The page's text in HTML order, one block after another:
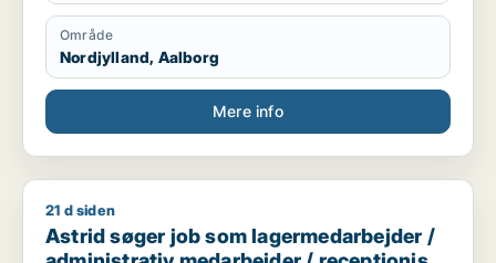
Område
Nordjylland, Aalborg
Mere info
Astrid søger job som lagermedarbejder / administrativ
21 d siden
Astrid søger job som lagermedarbejder /